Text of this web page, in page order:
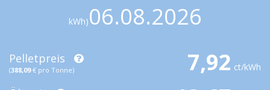
kWh)06.08.2026
Pelletpreis
(388,09€ pro Tonne) 7,92 ct/kWh